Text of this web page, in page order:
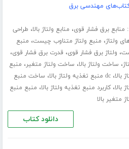
مهندسی برق
منابع برق فشار قوی، منابع ولتاژ بالا، طراحی
ولتاژ، منبع ولتاژ متناوب چیست، منبع
، ولتاژ برق فشار قوی، قدرت برق فشار قوی،
، ساخت ولتاژ بالا، ساخت ولتاژ متغیر، منبع
بالا،dc منبع تغذیه ولتاژ بالا ، ساخت منبع
بالا،کاربرد منبع تغذیه ولتاژ بالا، منبع منبع
متغیر بالا
دانلود کتاب